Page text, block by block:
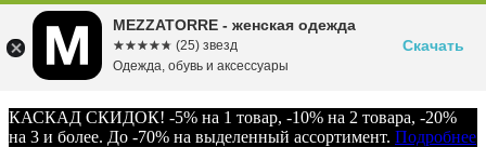
КАСКАД СКИДОК! -5% на 1 товар, -10% на 2 товара, -20%
на 3 и более. До -70% на выделенный ассортимент. Подробнее
MEZZATORRE - женская одежда
☆☆☆☆☆
★★★★★ (25) звезд
Одежда, обувь и аксессуары
Скачать